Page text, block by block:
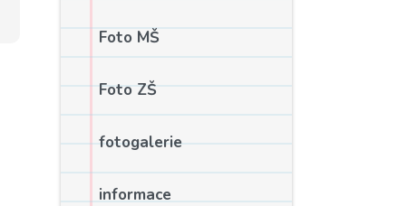
Foto MŠ
Foto ZŠ
fotogalerie
informace